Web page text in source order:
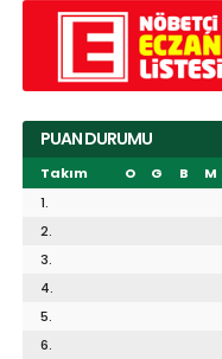
PUAN DURUMU
Takım O G B M
1.
2.
3.
4.
5.
6.